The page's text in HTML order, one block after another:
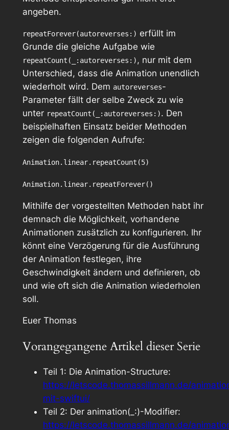
angeben.
repeatForever(autoreverses:) erfüllt im
Grunde die gleiche Aufgabe wie
repeatCount(_:autoreverses:), nur mit dem
Unterschied, dass die Animation unendlich
wiederholt wird. Dem autoreverses-
Parameter fällt der selbe Zweck zu wie
unter repeatCount(_:autoreverses:). Den
beispielhaften Einsatz beider Methoden
zeigen die folgenden Aufrufe:
Animation.linear.repeatCount(5)
Animation.linear.repeatForever()
Mithilfe der vorgestellten Methoden habt ihr
demnach die Möglichkeit, vorhandene
Animationen zusätzlich zu konfigurieren. Ihr
könnt eine Verzögerung für die Ausführung
der Animation festlegen, ihre
Geschwindigkeit ändern und definieren, ob
und wie oft sich die Animation wiederholen
soll.
Euer Thomas
Vorangegangene Artikel dieser Serie
Teil 1: Die Animation-Structure:
https://letscode.thomassillmann.de/
mit-swiftui/
Teil 2: Der animation(_:)-Modifier:
https://letscode.thomassillmann.de/